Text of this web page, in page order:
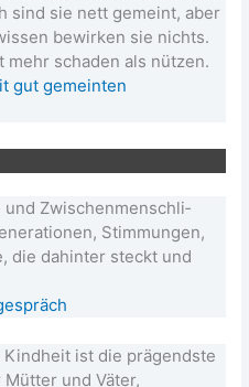
sind sie nett gemeint, aber
bewir­ken sie nichts.
mehr scha­den als nüt­zen.
gut gemein­ten
und Zwi­schen­mensch­li­
Stim­mun­gen,
die dahin­ter steckt und
Kind­heit ist die prä­gends­te
und Väter,